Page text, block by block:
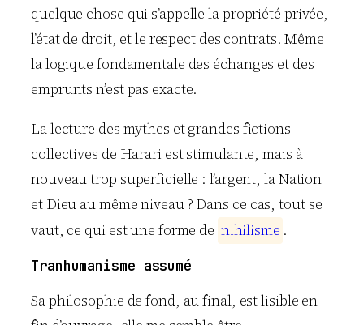
quelque chose qui s’appelle la propriété privée,
l’état de droit, et le respect des contrats. Même
la logique fondamentale des échanges et des
emprunts n’est pas exacte.
La lecture des mythes et grandes fictions
collectives de Harari est stimulante, mais à
nouveau trop superficielle : l’argent, la Nation
et Dieu au même niveau ? Dans ce cas, tout se
vaut, ce qui est une forme de nihilisme .
Tranhumanisme assumé
Sa philosophie de fond, au final, est lisible en